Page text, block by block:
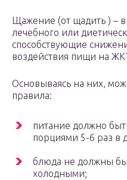
Щажение (от щадить ) –
лечебного или
способствующие
воздействия пищи на
Основываясь на них,
правила:
питание должно
порциями 5-6 раз в
блюда не должны
холодными;